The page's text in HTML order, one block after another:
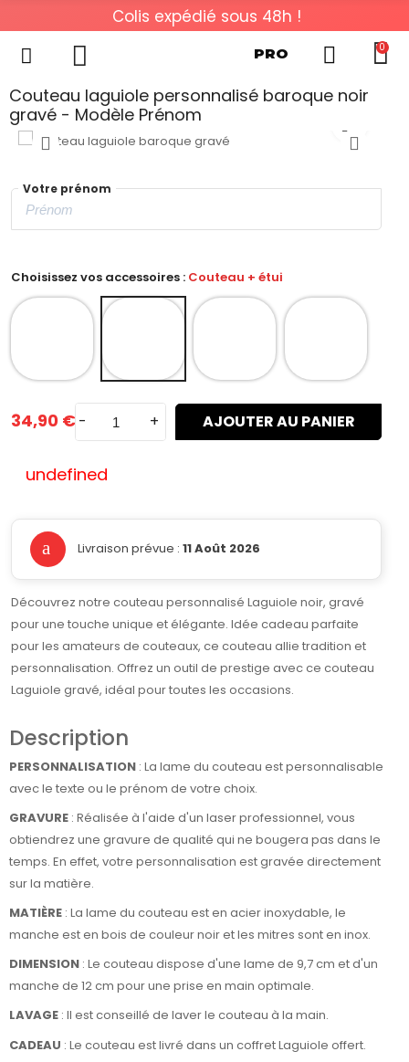
Colis expédié sous 48h !
PRO 0
Couteau laguiole personnalisé baroque noir
gravé - Modèle Prénom
Votre prénom
Choisissez vos accessoires : Couteau + étui
34,90 € - + AJOUTER AU PANIER
undefined
Livraison prévue : 11 Août 2026
Découvrez notre couteau personnalisé Laguiole noir, gravé
pour une touche unique et élégante. Idée cadeau parfaite
pour les amateurs de couteaux, ce couteau allie tradition et
personnalisation. Offrez un outil de prestige avec ce couteau
Laguiole gravé, idéal pour toutes les occasions.
Description
PERSONNALISATION : La lame du couteau est personnalisable
avec le texte ou le prénom de votre choix.
GRAVURE : Réalisée à l'aide d'un laser professionnel, vous
obtiendrez une gravure de qualité qui ne bougera pas dans le
temps. En effet, votre personnalisation est gravée directement
sur la matière.
MATIÈRE : La lame du couteau est en acier inoxydable, le
manche est en bois de couleur noir et les mitres sont en inox.
DIMENSION : Le couteau dispose d'une lame de 9,7 cm et d'un
manche de 12 cm pour une prise en main optimale.
LAVAGE : Il est conseillé de laver le couteau à la main.
CADEAU : Le couteau est livré dans un coffret Laguiole offert.